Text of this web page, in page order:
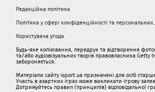
Редакційна політика
Політика у сфері конфіденційності та
Користувача угода
Будь-яке копіювання, передрук та відтворення
та/або аудіовізуальних творів правовласника Getty
забороняється.
Матеріали сайту isport.ua призначені для осіб
Участь в азартних іграх може викликати ігрову
Дотримуйтесь правил (принципів) відповідальної